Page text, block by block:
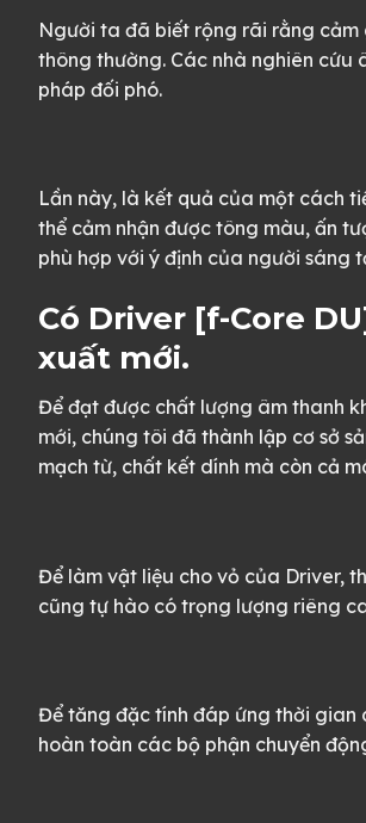
Người ta đã biết rộng rãi rằng
thông thường. Các nhà nghiên cứu
pháp đối phó.
Lần này, là kết quả của một cách
thể cảm nhận được tông màu, ấn
phù hợp với ý định của người sáng
Có Driver [f-Core
xuất mới.
Để đạt được chất lượng âm thanh
mới, chúng tôi đã thành lập cơ sở
mạch từ, chất kết dính mà còn cả
Để làm vật liệu cho vỏ của Driver,
cũng tự hào có trọng lượng riêng
Để tăng đặc tính đáp ứng thời gian
hoàn toàn các bộ phận chuyển